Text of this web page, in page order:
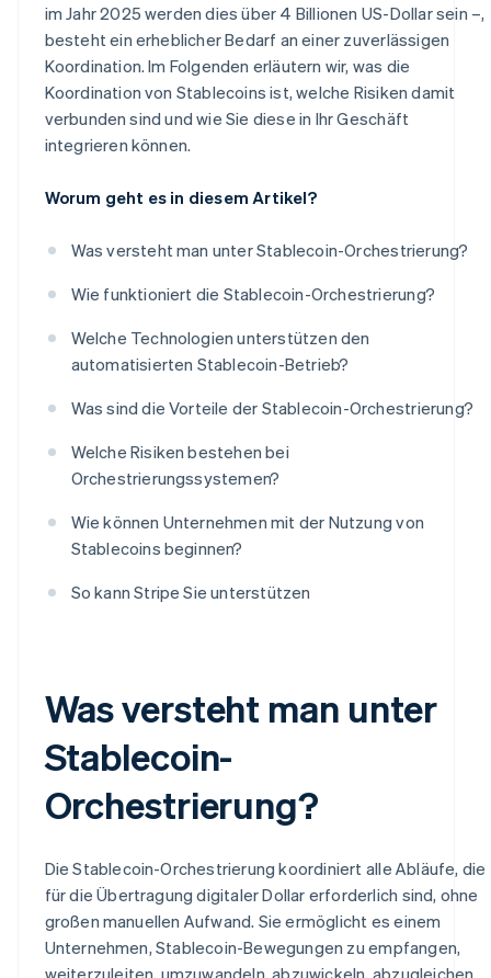
im Jahr 2025 werden dies über 4 Billionen US-Dollar sein –,
besteht ein erheblicher Bedarf an einer zuverlässigen
Koordination. Im Folgenden erläutern wir, was die
Koordination von Stablecoins ist, welche Risiken damit
verbunden sind und wie Sie diese in Ihr Geschäft
integrieren können.
Worum geht es in diesem Artikel?
Was versteht man unter Stablecoin-Orchestrierung?
Wie funktioniert die Stablecoin-Orchestrierung?
Welche Technologien unterstützen den
automatisierten Stablecoin-Betrieb?
Was sind die Vorteile der Stablecoin-Orchestrierung?
Welche Risiken bestehen bei
Orchestrierungssystemen?
Wie können Unternehmen mit der Nutzung von
Stablecoins beginnen?
So kann Stripe Sie unterstützen
Was versteht man unter
Stablecoin-
Orchestrierung?
Die Stablecoin-Orchestrierung koordiniert alle Abläufe, die
für die Übertragung digitaler Dollar erforderlich sind, ohne
großen manuellen Aufwand. Sie ermöglicht es einem
Unternehmen, Stablecoin-Bewegungen zu empfangen,
weiterzuleiten, umzuwandeln, abzuwickeln, abzugleichen